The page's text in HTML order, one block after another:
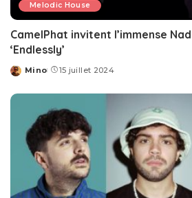
Melodic House
CamelPhat invitent l’immense
‘Endlessly’
Posted
Mino 15 juillet 2024